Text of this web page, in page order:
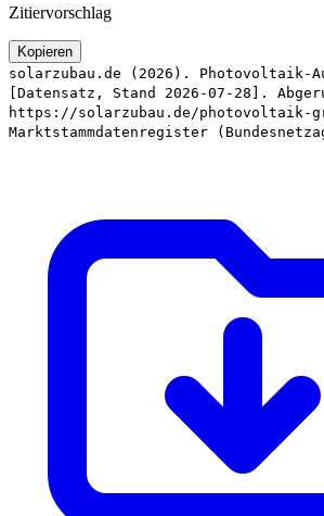
Zitiervorschlag
Kopieren
solarzubau.de (2026). Photovoltaik-
[Datensatz, Stand 2026-07-28].
https://solarzubau.de/photovoltaik-
Marktstammdatenregister